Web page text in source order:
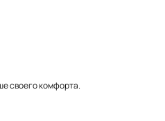
своего комфорта.